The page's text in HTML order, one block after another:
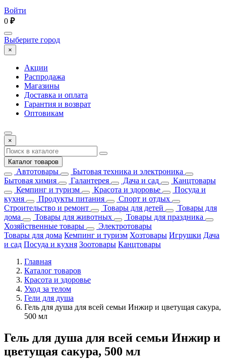
Войти
0 ₽
Выберите город
×
Акции
Распродажа
Магазины
Доставка и оплата
Гарантия и возврат
Оптовикам
×
Каталог товаров
Автотовары
Бытовая техника и электроника
Бытовая химия
Галантерея Дача и сад
Канцтовары
Кемпинг и туризм
Красота и здоровье
Посуда и
кухня
Продукты питания
Спорт и отдых
Строительство и ремонт
Товары для детей
Товары для
дома
Товары для животных
Товары для праздника
Хозяйственные товары
Электротовары
Товары для дома Кемпинг и туризм Хозтовары Игрушки Дача
и сад Посуда и кухня Зоотовары Канцтовары
Главная
Каталог товаров
Красота и здоровье
Уход за телом
Гели для душа
Гель для душа для всей семьи Инжир и цветущая сакура,
500 мл
Гель для душа для всей семьи Инжир и
цветущая сакура, 500 мл